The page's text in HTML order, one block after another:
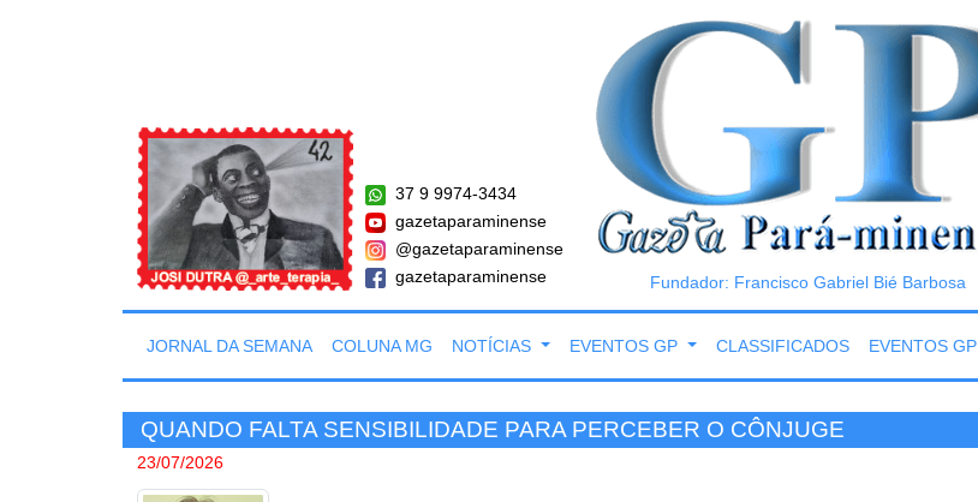
37 9 9974-3434
gazetaparaminense
@gazetaparaminense
gazetaparaminense
Fundador: Francisco Gabriel Bié Barbosa
JORNAL DA SEMANA COLUNA MG NOTÍCIAS EVENTOS GP CLASSIFICADOS EVENTOS GP
QUANDO FALTA SENSIBILIDADE PARA PERCEBER O CÔNJUGE
23/07/2026